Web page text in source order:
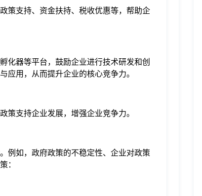
策支持、资金扶持、税收优惠等，帮助企
化器等平台，鼓励企业进行技术研发和创
应用，从而提升企业的核心竞争力。
策支持企业发展，增强企业竞争力。
例如，政府政策的不稳定性、企业对政策
：